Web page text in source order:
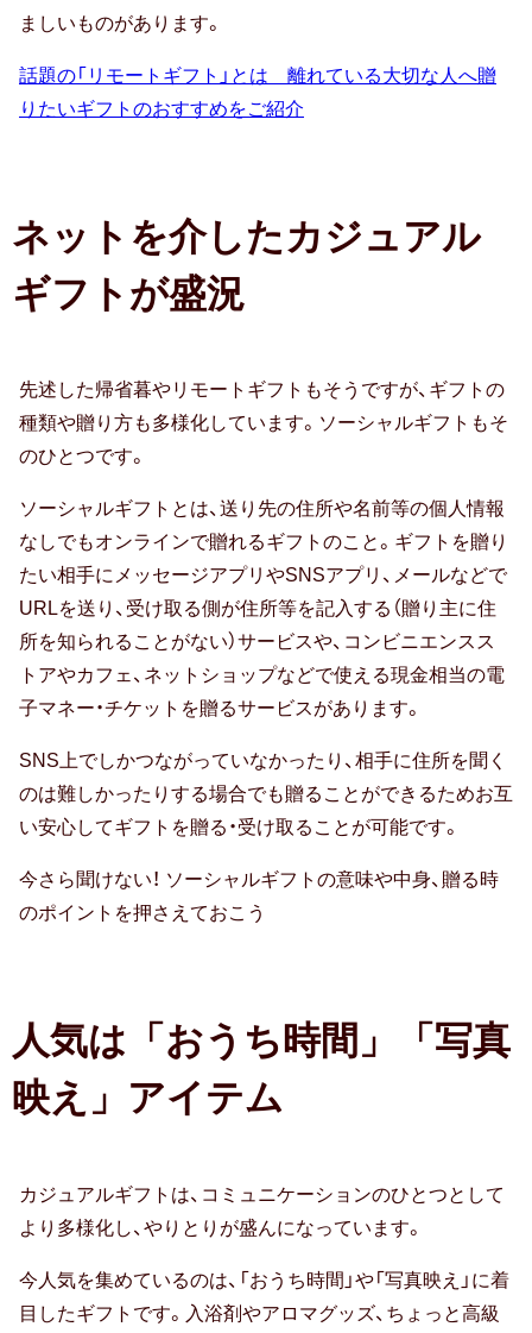
お中元
暑中・残暑見舞い
お年賀
母の日
敬老の日
こどもの日
孫の日
ギフトマナー
包装・ラッピング
マナー・常識
贈る相手別
70代女性
同僚
80代女性
ましいものがあります。
話題の「リモートギフト」とは 離れている大切な人へ贈
りたいギフトのおすすめをご紹介
ネットを介したカジュアル
ギフトが盛況
先述した帰省暮やリモートギフトもそうですが、ギフトの
種類や贈り方も多様化しています。ソーシャルギフトもそ
のひとつです。
ソーシャルギフトとは、送り先の住所や名前等の個人情報
なしでもオンラインで贈れるギフトのこと。ギフトを贈り
たい相手にメッセージアプリやSNSアプリ、メールなどで
URLを送り、受け取る側が住所等を記入する（贈り主に住
所を知られることがない）サービスや、コンビニエンスス
トアやカフェ、ネットショップなどで使える現金相当の電
子マネー・チケットを贈るサービスがあります。
SNS上でしかつながっていなかったり、相手に住所を聞く
のは難しかったりする場合でも贈ることができるためお互
い安心してギフトを贈る・受け取ることが可能です。
今さら聞けない！ ソーシャルギフトの意味や中身、贈る時
のポイントを押さえておこう
人気は「おうち時間」「写真
映え」アイテム
カジュアルギフトは、コミュニケーションのひとつとして
より多様化し、やりとりが盛んになっています。
今人気を集めているのは、「おうち時間」や「写真映え」に着
目したギフトです。入浴剤やアロマグッズ、ちょっと高級